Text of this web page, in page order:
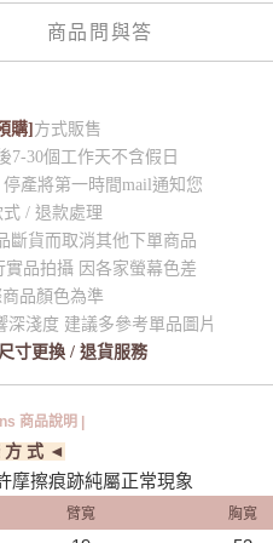
商品問與答
購] 方式販售
7-30個工作天不含假日
產將第一時間mail通知您
/ 退款處理
斷貨而取消其他下單商品
品拍攝 因各家螢幕色差
品顏色為準
淺度 建議多參考單品圖片
寸更換 / 退貨服務
商品說明 |
方 式 ◄
摩擦痕跡純屬正常現象
臂寬 胸寬